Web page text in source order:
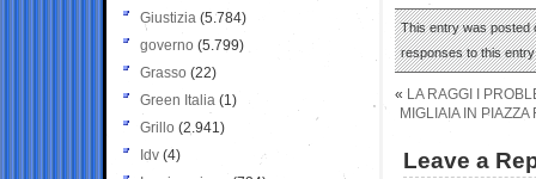
This entry was posted
responses to this
« LA RAGGI I
MIGLIAIA IN PIAZZA
Leave a
Giustizia (5.784)
governo (5.799)
Grasso (22)
Green Italia (1)
Grillo (2.941)
Idv (4)